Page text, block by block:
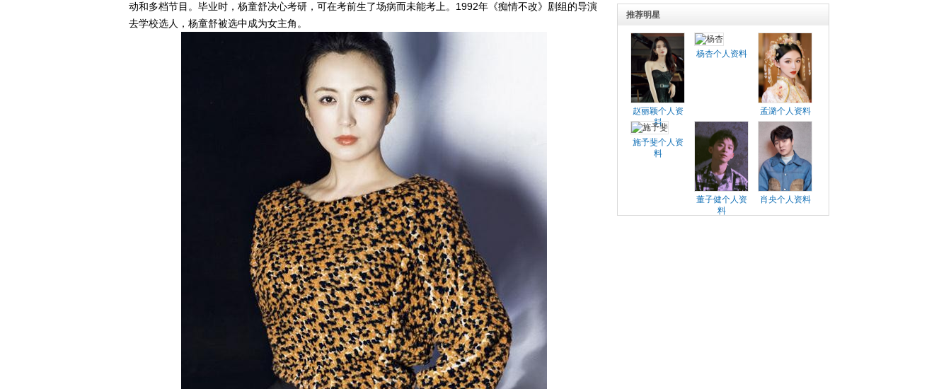
动和多档节目。毕业时，杨童舒决心考研，可在考前生了场病而未能考上。1992年《痴情不改》剧组的导演
去学校选人，杨童舒被选中成为女主角。
推荐明星
赵丽颖个人资
料
杨杏个人资料
孟潞个人资料
施予斐个人资
料
董子健个人资
料
肖央个人资料